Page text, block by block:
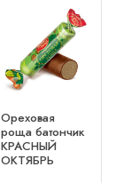
Ореховая
роща батончик
КРАСНЫЙ
ОКТЯБРЬ